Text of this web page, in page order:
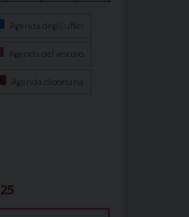
Agenda degli uffici
Agenda del vescovo
Agenda diocesana